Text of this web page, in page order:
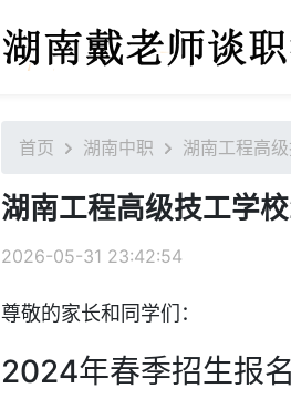
首页 湖南中职 湖南工程高
湖南工程高级技工学
2026-05-31 23:42:54
尊敬的家长和同学们：
2024年春季招生报